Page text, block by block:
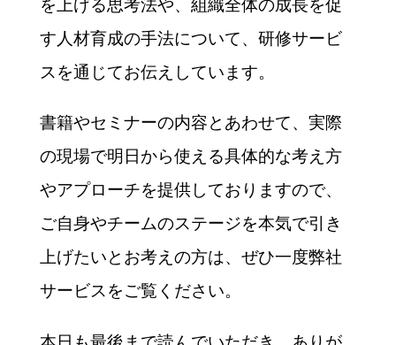
を上げる思考法や、組織全体の成長を促
す人材育成の手法について、研修サービ
スを通じてお伝えしています。
書籍やセミナーの内容とあわせて、実際
の現場で明日から使える具体的な考え方
やアプローチを提供しておりますので、
ご自身やチームのステージを本気で引き
上げたいとお考えの方は、ぜひ一度弊社
サービスをご覧ください。